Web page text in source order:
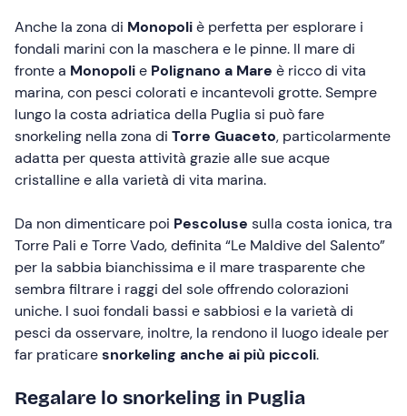
Anche la zona di Monopoliè perfetta per esplorare i
fondali marini con la maschera e le pinne. Il mare di
fronte a Monopolie Polignano a Mare è ricco di vita
marina, con pesci colorati e incantevoli grotte. Sempre
lungo la costa adriatica della Puglia si può fare
snorkeling nella zona di Torre Guaceto, particolarmente
adatta per questa attività grazie alle sue acque
cristalline e alla varietà di vita marina.
Da non dimenticare poi Pescoluse sulla costa ionica, tra
Torre Pali e Torre Vado, definita “Le Maldive del Salento”
per la sabbia bianchissima e il mare trasparente che
sembra filtrare i raggi del sole offrendo colorazioni
uniche. I suoi fondali bassi e sabbiosi e la varietà di
pesci da osservare, inoltre, la rendono il luogo ideale per
far praticaresnorkeling anche ai più piccoli.
Regalare lo snorkeling in Puglia